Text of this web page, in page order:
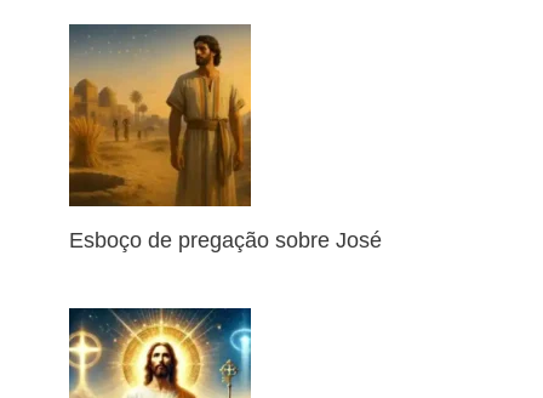
Esboço de pregação sobre José